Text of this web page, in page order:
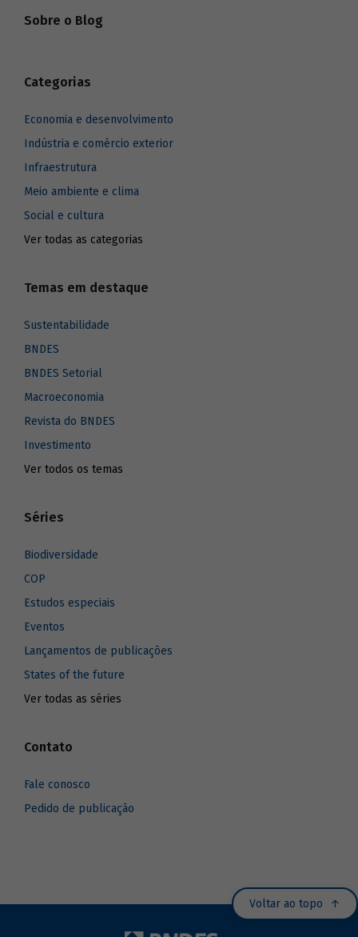
Sobre o Blog
Categorias
Economia e desenvolvimento
Indústria e comércio exterior
Infraestrutura
Meio ambiente e clima
Social e cultura
Ver todas as categorias
Temas em destaque
Sustentabilidade
BNDES
BNDES Setorial
Macroeconomia
Revista do BNDES
Investimento
Ver todos os temas
Séries
Biodiversidade
COP
Estudos especiais
Eventos
Lançamentos de publicações
States of the future
Ver todas as séries
Contato
Fale conosco
Pedido de publicação
Voltar ao topo